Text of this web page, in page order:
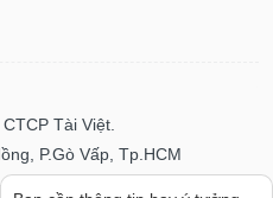
Tài Việt.
P.Gò Vấp, Tp.HCM
Fax: (84.28) 3848 7237